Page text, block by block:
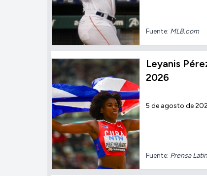
Fuente: MLB.com
Leyanis
2026
5 de agosto de
Fuente: Prensa